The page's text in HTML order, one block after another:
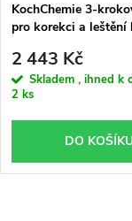
KochChemie 3-
pro korekci a leštění
2 443 Kč
Skladem , ihned k
2 ks
DO